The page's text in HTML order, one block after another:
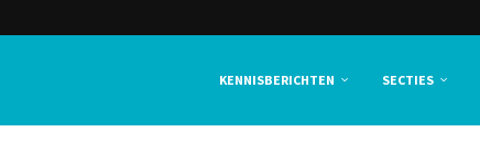
KENNISBERICHTEN SECTIES